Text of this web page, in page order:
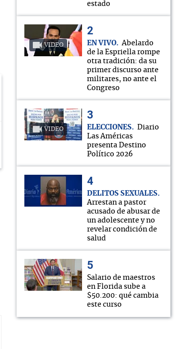
estado
VIDEO EN VIVO
Abelardo
de la Espriella rompe
otra tradición: da su
primer discurso ante
militares, no ante el
Congreso
VIDEO ELECCIONES
Diario
Las Américas
presenta Destino
Político 2026
DELITOS SEXUALES
Arrestan a pastor
acusado de abusar de
un adolescente y no
revelar condición de
salud
Salario de maestros
en Florida sube a
$50.200: qué cambia
este curso